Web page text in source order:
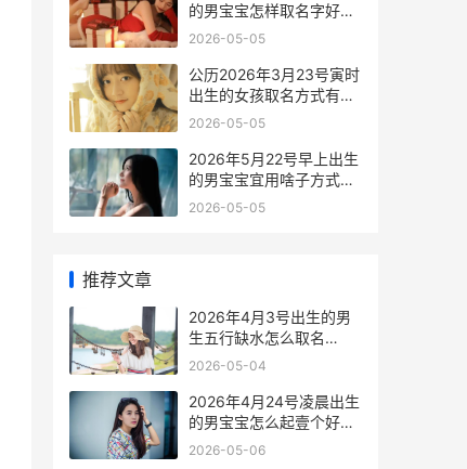
的男宝宝怎样取名字好听
2026年5月15日什么大会
2026-05-05
公历2026年3月23号寅时
出生的女孩取名方式有哪
些 公历2026年3月20日
2026-05-05
2026年5月22号早上出生
的男宝宝宜用啥子方式取
名好 2026年5月22日出
2026-05-05
推荐文章
2026年4月3号出生的男
生五行缺水怎么取名
2026年4月3号出生的人
2026-05-04
2026年4月24号凌晨出生
的男宝宝怎么起壹个好听
的名字 2026年4月24号
2026-05-06